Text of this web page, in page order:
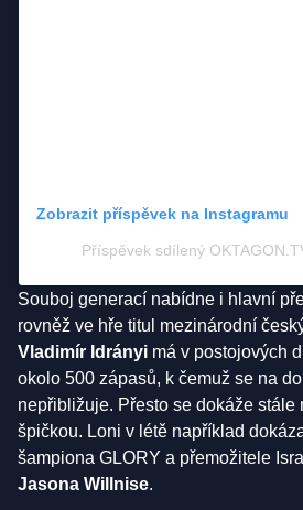
Zobrazit příspěvek na Instagramu
Příspěvek sdílený
Souboj generací nabídne i hlavní
rovněž ve hře titul mezinárodní
Vladimír Idrányi má v postojových
okolo 500 zápasů, k čemuž se na
nepřibližuje. Přesto se dokáže stále
špičkou. Loni v létě například
šampiona GLORY a přemožitele
Jasona Willnise.